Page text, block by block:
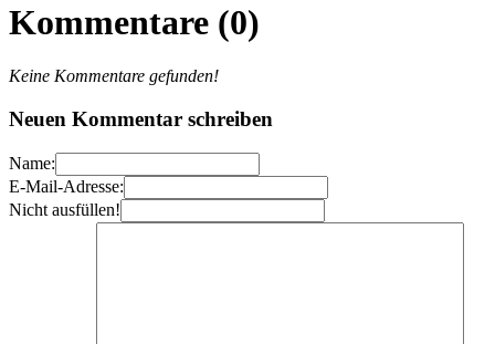
Kommentare (0)
Keine Kommentare gefunden!
Neuen Kommentar schreiben
Name:
E-Mail-Adresse:
Nicht ausfüllen!